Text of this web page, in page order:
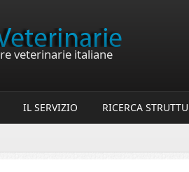
veterinarie italiane
IL SERVIZIO RICERCA